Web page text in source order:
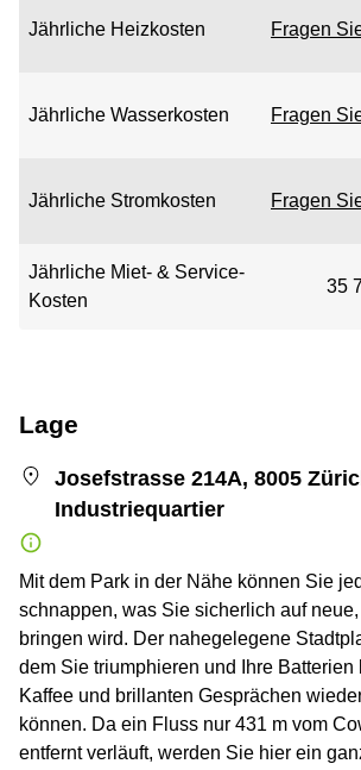
Jährliche Heizkosten Fragen
Jährliche Wasserkosten Fragen
Jährliche Stromkosten Fragen
Jährliche Miet- & Service-
Kosten
35
Lage
Josefstrasse 214A, 8005
Industriequartier
Mit dem Park in der Nähe können Sie
schnappen, was Sie sicherlich auf
bringen wird. Der nahegelegene
dem Sie triumphieren und Ihre Batterien
Kaffee und brillanten Gesprächen
können. Da ein Fluss nur 431 m vom
entfernt verläuft, werden Sie hier ein